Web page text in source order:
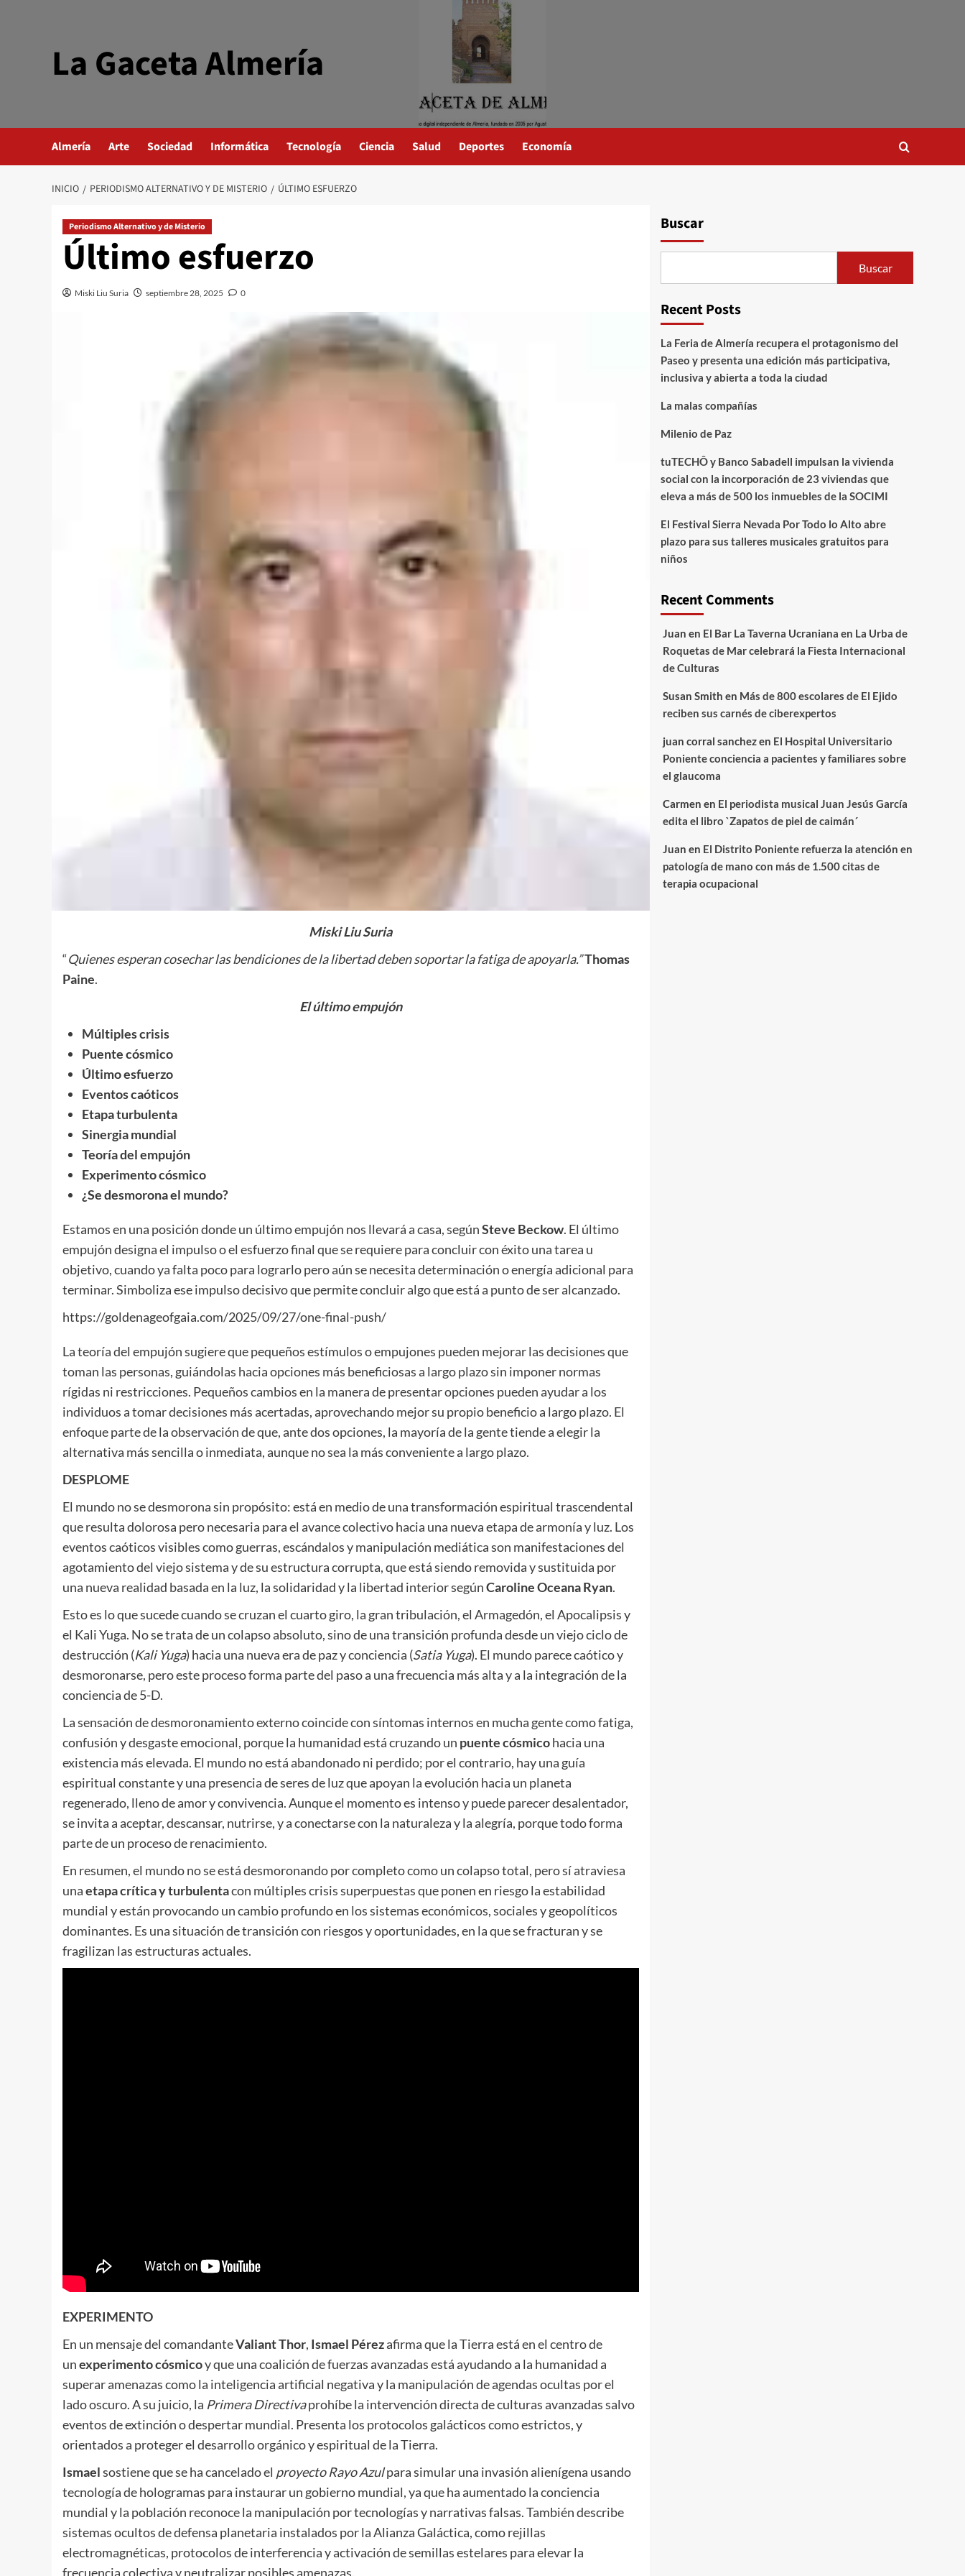
La Gaceta Almería
Almería Arte Sociedad Informática Tecnología Ciencia Salud Deportes Economía
INICIO PERIODISMO ALTERNATIVO Y DE MISTERIO ÚLTIMO ESFUERZO
Periodismo Alternativo y de Misterio
Último esfuerzo
Miski Liu Suria septiembre 28, 2025 0
Miski Liu Suria
“Quienes esperan cosechar las bendiciones de la libertad deben soportar la fatiga de apoyarla.”Thomas
Paine.
El último empujón
Múltiples crisis
Puente cósmico
Último esfuerzo
Eventos caóticos
Etapa turbulenta
Sinergia mundial
Teoría del empujón
Experimento cósmico
¿Se desmorona el mundo?
Estamos en una posición donde un último empujón nos llevará a casa, segúnSteve Beckow. El último
empujón designa el impulso o el esfuerzo final que se requiere para concluir con éxito una tarea u
objetivo, cuando ya falta poco para lograrlo pero aún se necesita determinación o energía adicional para
terminar. Simboliza ese impulso decisivo que permite concluir algo que está a punto de ser alcanzado.
https://goldenageofgaia.com/2025/09/27/one-final-push/
La teoría del empujón sugiere que pequeños estímulos o empujones pueden mejorar las decisiones que
toman las personas, guiándolas hacia opciones más beneficiosas a largo plazo sin imponer normas
rígidas ni restricciones. Pequeños cambios en la manera de presentar opciones pueden ayudar a los
individuos a tomar decisiones más acertadas, aprovechando mejor su propio beneficio a largo plazo. El
enfoque parte de la observación de que, ante dos opciones, la mayoría de la gente tiende a elegir la
alternativa más sencilla o inmediata, aunque no sea la más conveniente a largo plazo.
DESPLOME
El mundo no se desmorona sin propósito: está en medio de una transformación espiritual trascendental
que resulta dolorosa pero necesaria para el avance colectivo hacia una nueva etapa de armonía y luz. Los
eventos caóticos visibles como guerras, escándalos y manipulación mediática son manifestaciones del
agotamiento del viejo sistema y de su estructura corrupta, que está siendo removida y sustituida por
una nueva realidad basada en la luz, la solidaridad y la libertad interior segúnCaroline Oceana Ryan.
Esto es lo que sucede cuando se cruzan el cuarto giro, la gran tribulación, el Armagedón, el Apocalipsis y
el Kali Yuga. No se trata de un colapso absoluto, sino de una transición profunda desde un viejo ciclo de
destrucción (Kali Yuga) hacia una nueva era de paz y conciencia (SatiaYuga). El mundo parece caótico y
desmoronarse, pero este proceso forma parte del paso a una frecuencia más alta y a la integración de la
conciencia de 5-D.
La sensación de desmoronamiento externo coincide con síntomas internos en mucha gente como fatiga,
confusión y desgaste emocional, porque la humanidad está cruzando un puente cósmicohacia una
existencia más elevada. El mundo no está abandonado ni perdido; por el contrario, hay una guía
espiritual constante y una presencia de seres de luz que apoyan la evolución hacia un planeta
regenerado, lleno de amor y convivencia. Aunque el momento es intenso y puede parecer desalentador,
se invita a aceptar, descansar, nutrirse, y a conectarse con la naturaleza y la alegría, porque todo forma
parte de un proceso de renacimiento.
En resumen, el mundo no se está desmoronando por completo como un colapso total, pero sí atraviesa
unaetapa crítica y turbulentacon múltiples crisis superpuestas que ponen en riesgo la estabilidad
mundial y están provocando un cambio profundo en los sistemas económicos, sociales y geopolíticos
dominantes. Es una situación de transición con riesgos y oportunidades, en la que se fracturan y se
fragilizan las estructuras actuales.
EXPERIMENTO
En un mensaje del comandanteValiant Thor, Ismael Pérezafirma que la Tierra está en el centro de
unexperimento cósmicoy que una coalición de fuerzas avanzadas está ayudando a la humanidad a
superar amenazas como la inteligencia artificial negativa y la manipulación de agendas ocultas por el
lado oscuro. A su juicio, la Primera Directivaprohíbe la intervención directa de culturas avanzadas salvo
eventos de extinción o despertar mundial. Presenta los protocolos galácticos como estrictos, y
orientados a proteger el desarrollo orgánico y espiritual de la Tierra.
Ismaelsostiene que se ha cancelado el proyecto Rayo Azulpara simular una invasión alienígena usando
tecnología de hologramas para instaurar un gobierno mundial, ya que ha aumentado la conciencia
mundial y la población reconoce la manipulación por tecnologías y narrativas falsas. También describe
sistemas ocultos de defensa planetaria instalados por la Alianza Galáctica, como rejillas
electromagnéticas, protocolos de interferencia y activación de semillas estelares para elevar la
frecuencia colectiva y neutralizar posibles amenazas.
Buscar
Buscar
Recent Posts
La Feria de Almería recupera el protagonismo del
Paseo y presenta una edición más participativa,
inclusiva y abierta a toda la ciudad
La malas compañías
Milenio de Paz
tuTECHÔ y Banco Sabadell impulsan la vivienda
social con la incorporación de 23 viviendas que
eleva a más de 500 los inmuebles de la SOCIMI
El Festival Sierra Nevada Por Todo lo Alto abre
plazo para sus talleres musicales gratuitos para
niños
Recent Comments
Juan en El Bar La Taverna Ucraniana en La Urba de
Roquetas de Mar celebrará la Fiesta Internacional
de Culturas
Susan Smith en Más de 800 escolares de El Ejido
reciben sus carnés de ciberexpertos
juan corral sanchezen El Hospital Universitario
Poniente conciencia a pacientes y familiares sobre
el glaucoma
Carmen en El periodista musical Juan Jesús García
edita el libro `Zapatos de piel de caimán´
Juan en El Distrito Poniente refuerza la atención en
patología de mano con más de 1.500 citas de
terapia ocupacional